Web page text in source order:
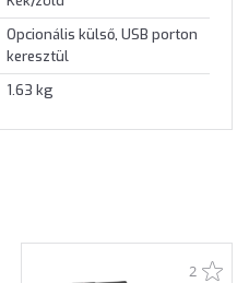
Opcionális külső, USB porton
keresztül
1.63 kg
2